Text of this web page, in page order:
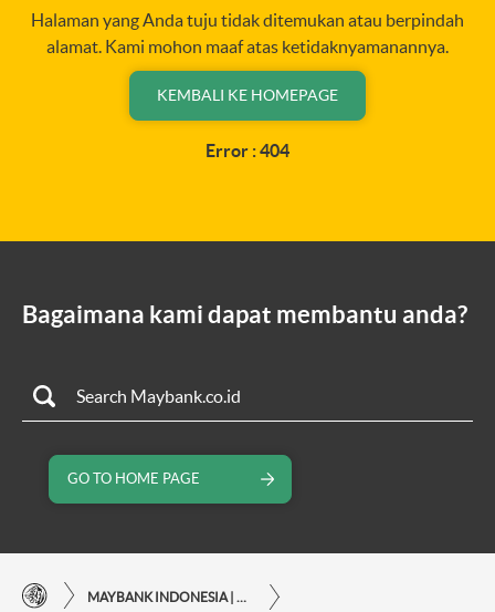
Halaman yang Anda tuju tidak ditemukan atau berpindah
alamat. Kami mohon maaf atas ketidaknyamanannya.
KEMBALI KE HOMEPAGE
Error : 404
Bagaimana kami dapat membantu anda?
GO TO HOME PAGE